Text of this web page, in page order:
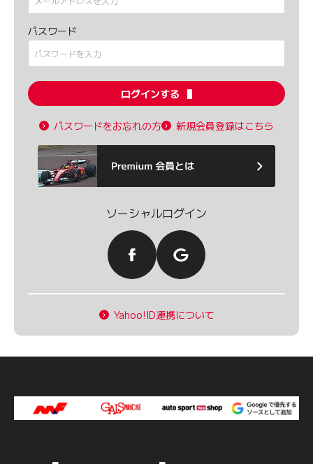
パスワード
ログインする
パスワードをお忘れの方 新規会員登録はこちら
ソーシャルログイン
Yahoo!ID連携について